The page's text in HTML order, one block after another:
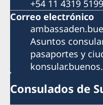
+54 11 4319 5199
Correo electrónico
Asuntos
pasaportes y
Consulados de